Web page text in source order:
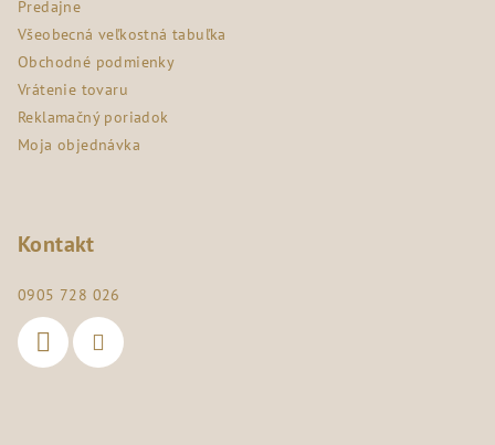
Predajne
Všeobecná veľkostná tabuľka
Obchodné podmienky
Vrátenie tovaru
Reklamačný poriadok
Moja objednávka
Kontakt
0905 728 026